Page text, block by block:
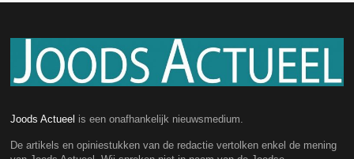
Joods Actueel is een onafhankelijk nieuwsmedium.
De artikels en opiniestukken van de redactie vertolken enkel de mening